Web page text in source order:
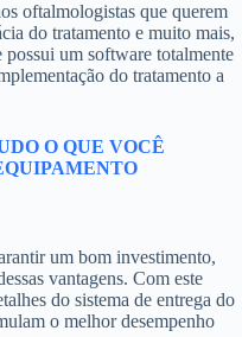
oftalmologistas que querem
do tratamento e muito mais,
um software totalmente
do tratamento a
O QUE VOCÊ
um bom investimento,
vantagens. Com este
do sistema de entrega do
o melhor desempenho